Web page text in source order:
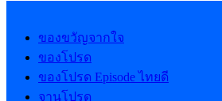
ของขวัญจากใจ
ของโปรด
ของโปรด Episode ไทยดี
จานโปรด